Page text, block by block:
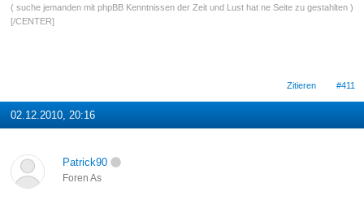
( suche jemanden mit phpBB Kenntnissen der Zeit und Lust hat ne Seite zu gestahlten )
[/CENTER]
Zitieren #411
02.12.2010, 20:16
Patrick90
Foren As